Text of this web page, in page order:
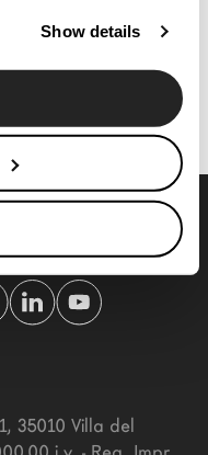
Show details
, 35010 Villa del